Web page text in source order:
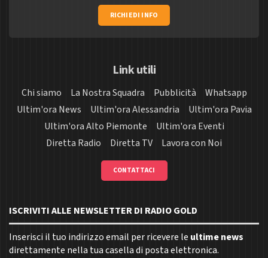
RICHIEDI INFO
Link utili
Chi siamo La Nostra Squadra Pubblicità
Whatsapp
Ultim'ora News
Ultim'ora Alessandria
Ultim'ora Pavia
Ultim'ora Alto Piemonte
Ultim'ora Eventi
Diretta Radio
Diretta TV Lavora con Noi
CONTATTACI
ISCRIVITI ALLE NEWSLETTER DI RADIO GOLD
Inserisci il tuo indirizzo email per ricevere le ultime news
direttamente nella tua casella di posta elettronica.